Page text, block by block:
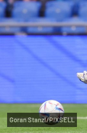
Goran Stanzl/PIXSELL